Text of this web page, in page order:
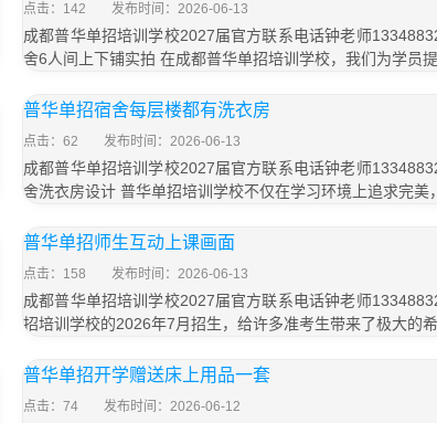
点击：142 发布时间：2026-06-13
成都普华单招培训学校2027届官方联系电话钟老师
舍6人间上下铺实拍 在成都普华单招培训学校，我们为学员
普华单招宿舍每层楼都有洗衣房
点击：62 发布时间：2026-06-13
成都普华单招培训学校2027届官方联系电话钟老师
舍洗衣房设计 普华单招培训学校不仅在学习环境上追求完美
普华单招师生互动上课画面
点击：158 发布时间：2026-06-13
成都普华单招培训学校2027届官方联系电话钟老师
招培训学校的2026年7月招生，给许多准考生带来了极大的希
普华单招开学赠送床上用品一套
点击：74 发布时间：2026-06-12